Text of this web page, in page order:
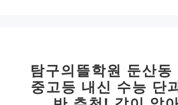
탐구의뜰학원 둔산동
중고등 내신 수능 단